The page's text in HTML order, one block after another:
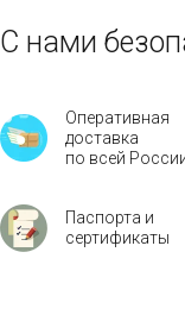
С нами
Оперативная
доставка
по всей
Паспорта и
сертификаты